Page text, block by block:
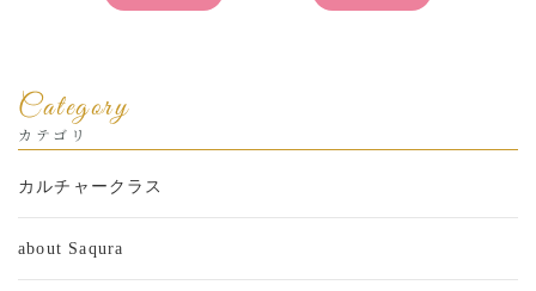
Category
カテゴリ
カルチャークラス
about Saqura